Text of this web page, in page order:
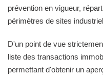
prévention en vigueur,
périmètres de sites
D'un point de vue
liste des transactions
permettant d'obtenir un